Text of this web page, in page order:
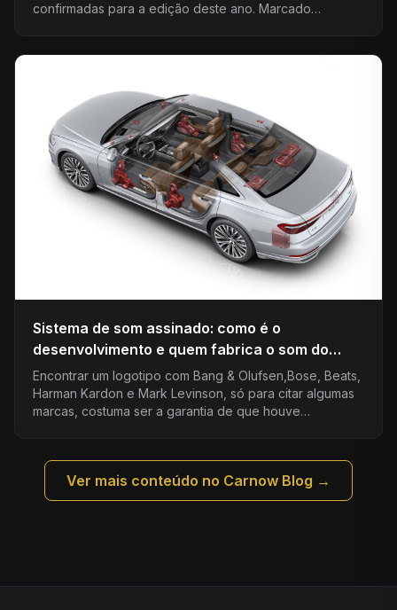
confirmadas para a edição deste ano. Marcado…
Sistema de som assinado: como é o
desenvolvimento e quem fabrica o som do
carro?
Encontrar um logotipo com Bang & Olufsen,Bose, Beats,
Harman Kardon e Mark Levinson, só para citar algumas
marcas, costuma ser a garantia de que houve…
Ver mais conteúdo no Carnow Blog →